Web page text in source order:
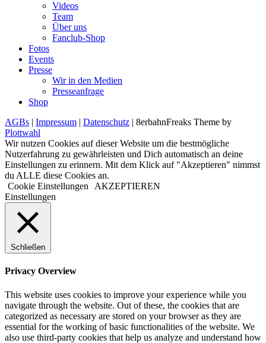
Videos
Team
Über uns
Fanclub-Shop
Fotos
Events
Presse
Wir in den Medien
Presseanfrage
Shop
AGBs | Impressum | Datenschutz | 8erbahnFreaks Theme by
Plottwahl
Wir nutzen Cookies auf dieser Website um die bestmögliche
Nutzerfahrung zu gewährleisten und Dich automatisch an deine
Einstellungen zu erinnern. Mit dem Klick auf "Akzeptieren" nimmst
du ALLE diese Cookies an.
Cookie Einstellungen
AKZEPTIEREN
Einstellungen
Schließen
Privacy Overview
This website uses cookies to improve your experience while you
navigate through the website. Out of these, the cookies that are
categorized as necessary are stored on your browser as they are
essential for the working of basic functionalities of the website. We
also use third-party cookies that help us analyze and understand how